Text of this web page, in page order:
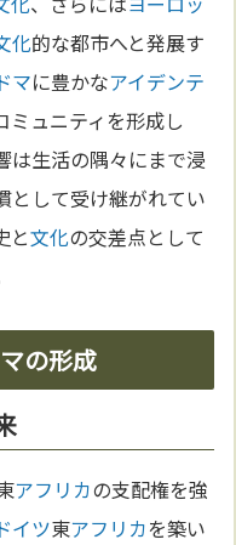
化的な都市へと発展す
マに豊かなアイデンテ
ミュニティを形成し
は生活の隅々にまで浸
として受け継がれてい
と文化の交差点として
の形成
アフリカの支配権を強
イツ東アフリカを築い